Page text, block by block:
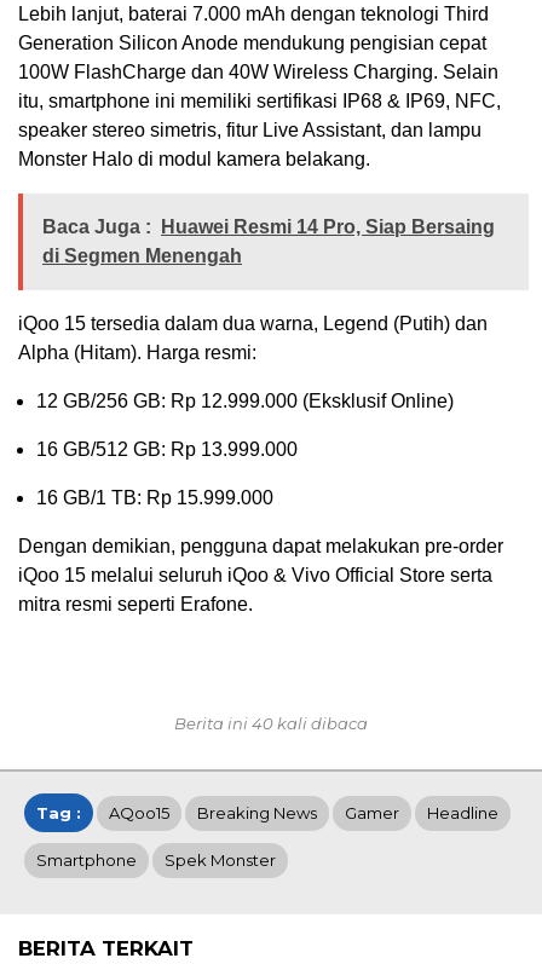
Lebih lanjut, baterai 7.000 mAh dengan teknologi Third
Generation Silicon Anode mendukung pengisian cepat
100W FlashCharge dan 40W Wireless Charging. Selain
itu, smartphone ini memiliki sertifikasi IP68 & IP69, NFC,
speaker stereo simetris, fitur Live Assistant, dan lampu
Monster Halo di modul kamera belakang.
Baca Juga :
Huawei Resmi 14 Pro, Siap Bersaing
di Segmen Menengah
iQoo 15 tersedia dalam dua warna, Legend (Putih) dan
Alpha (Hitam). Harga resmi:
12 GB/256 GB: Rp 12.999.000 (Eksklusif Online)
16 GB/512 GB: Rp 13.999.000
16 GB/1 TB: Rp 15.999.000
Dengan demikian, pengguna dapat melakukan pre-order
iQoo 15 melalui seluruh iQoo & Vivo Official Store serta
mitra resmi seperti Erafone.
Berita ini 40 kali dibaca
Tag : AQoo15 Breaking News Gamer Headline
Smartphone Spek Monster
BERITA TERKAIT